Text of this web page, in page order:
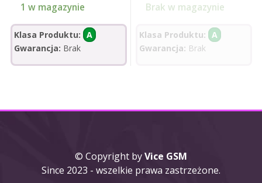
1 w magazynie
Klasa Produktu: A
Gwarancja: Brak
Brak w magazynie
Klasa Produktu: A
Gwarancja: Brak
© Copyright byVice GSM
Since 2023 - wszelkie prawa zastrzeżone.